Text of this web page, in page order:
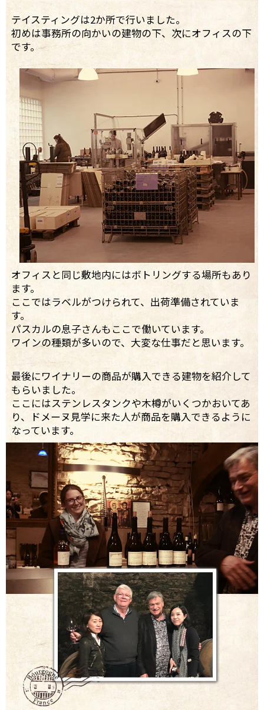
テイスティングは2か所で行いました。
初めは事務所の向かいの建物の下、次にオフィスの下
です。
オフィスと同じ敷地内にはボトリングする場所もあり
ます。
ここではラベルがつけられて、出荷準備されていま
す。
パスカルの息子さんもここで働いています。
ワインの種類が多いので、大変な仕事だと思います。
最後にワイナリーの商品が購入できる建物を紹介して
もらいました。
ここにはステンレスタンクや木樽がいくつかおいてあ
り、ドメーヌ見学に来た人が商品を購入できるように
なっています。